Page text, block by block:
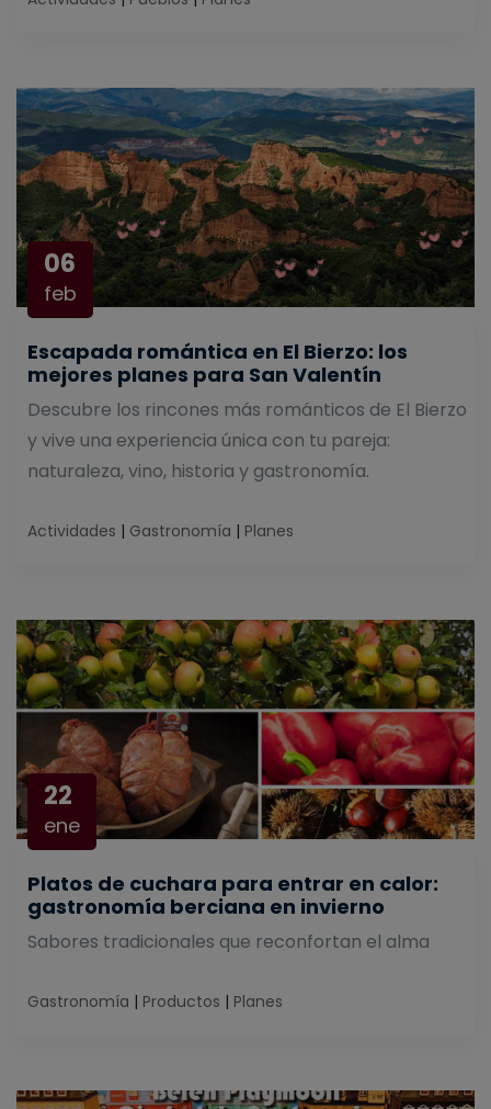
06
feb
Escapada romántica en El Bierzo: los
mejores planes para San Valentín
Descubre los rincones más románticos de El Bierzo
y vive una experiencia única con tu pareja:
naturaleza, vino, historia y gastronomía.
Actividades | Gastronomía | Planes
22
ene
Platos de cuchara para entrar en calor:
gastronomía berciana en invierno
Sabores tradicionales que reconfortan el alma
Gastronomía | Productos | Planes